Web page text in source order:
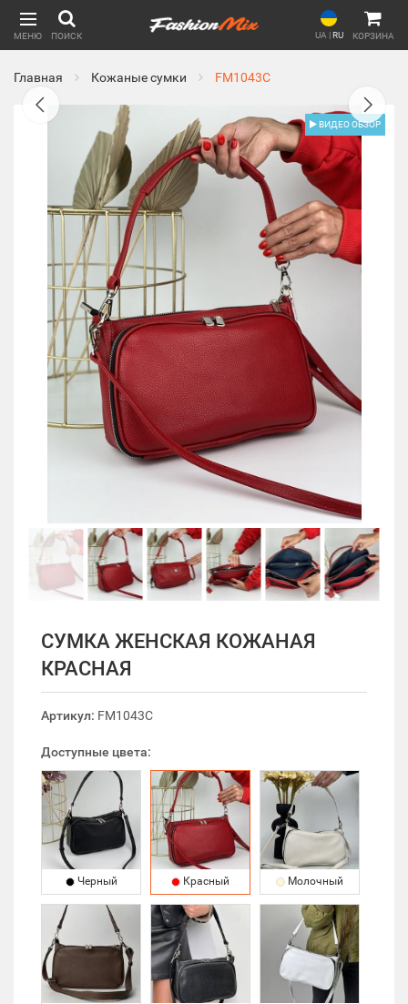
МЕНЮ ПОИСК UA |RU КОРЗИНА
Главная Кожаные сумки FM1043C
ВИДЕО ОБЗОР
СУМКА ЖЕНСКАЯ КОЖАНАЯ
КРАСНАЯ
Артикул: FM1043C
Доступные цвета:
Черный Красный Молочный